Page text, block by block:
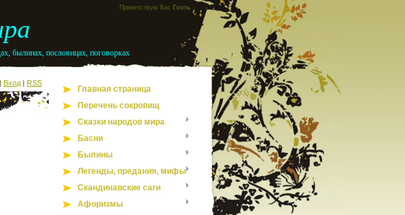
Приветствую Вас Гость
былинах, пословицах, поговорках
| Вход | RSS
Главная страница
Перечень сокровищ
Сказки народов мира
Басни
Былины
Легенды, предания, мифы
Скандинавские саги
Афоризмы